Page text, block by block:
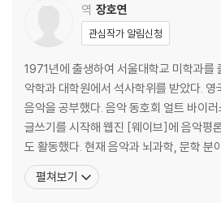
역 장호연
관심작가 알림신청
1971년에 출생하여 서울대학교 미학과를
악학과 대학원에서 석사학위를 받았다.
음악을 공부했다. 음악 동호회 얼트 바이
글쓰기를 시작해 웹진 [웨이브]에 음악평
도 활동했다. 현재 음악과 뇌과학, 문학 분
활약하고 있다. 지은 책으로 『얼트 문화와 록 음악 2』(공저), 『오프 더
레코드, 인디 록 파일』(공저) 등이 있고, 옮
펼쳐보기